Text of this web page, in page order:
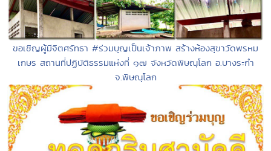
ขอเชิญผู้มีจิตศรัทธา #ร่วมบุญเป็นเจ้าภาพ สร้างห้องสุขาวัดพรหม
เกษร สถานที่ปฏิบัติธรรมแห่งที่ ๑๗ จังหวัดพิษณุโลก อ.บางระกำ
จ.พิษณุโลก